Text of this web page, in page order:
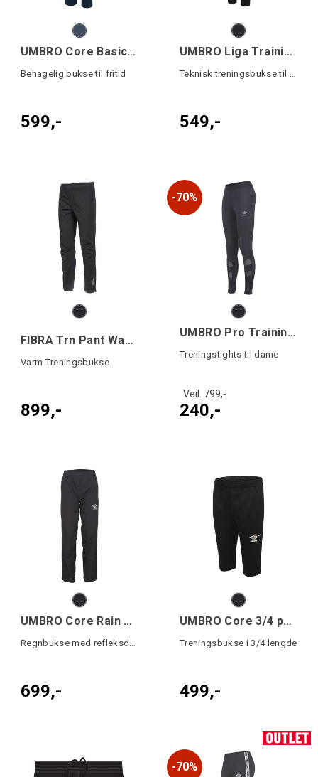
UMBRO Core Basic Jog Pant
Behagelig bukse til fritid
599,-
UMBRO Liga Training Pant W
549,-
FIBRA Trn Pant Warm
Varm Treningsbukse
899,-
70%
UMBRO Pro Training Tights W
Treningstights til dame
Veil. 799,-
240,-
UMBRO Core Rain Pant
699,-
UMBRO Core 3/4 pant
Treningsbukse i 3/4 lengde
499,-
70%